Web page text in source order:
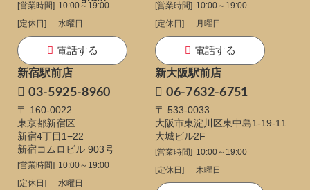
[営業時間] 10:00～19:00
[定休日]
水曜日
電話する
[営業時間] 10:00～19:00
[定休日]
月曜日
電話する
新宿駅前店
03-5925-8960
〒 160-0022
東京都新宿区
新宿4丁目1−22
新宿コムロビル 903号
[営業時間] 10:00～19:00
[定休日]
水曜日
新大阪駅前店
06-7632-6751
〒 533-0033
大阪市東淀川区東中島1-19-11
大城ビル2F
[営業時間] 10:00～19:00
[定休日]
木曜日